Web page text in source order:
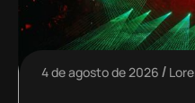
4 de agosto de 2026